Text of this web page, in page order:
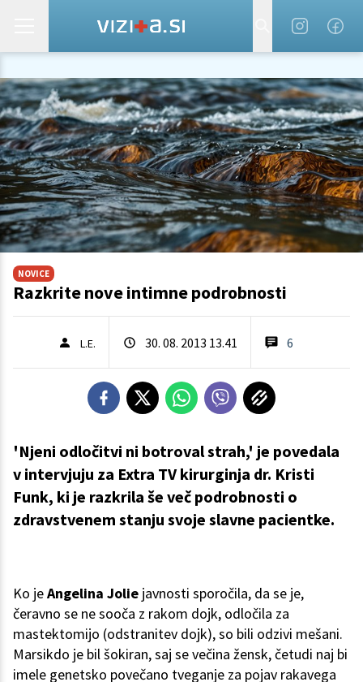
NOVICE
Razkrite nove intimne podrobnosti
L.E. 30. 08. 2013 13.41 6
'Njeni odločitvi ni botroval strah,' je povedala
v intervjuju za Extra TV kirurginja dr. Kristi
Funk, ki je razkrila še več podrobnosti o
zdravstvenem stanju svoje slavne pacientke.
Ko jeAngelina Jolie javnosti sporočila, da se je,
čeravno se ne sooča z rakom dojk, odločila za
mastektomijo (odstranitev dojk), so bili odzivi mešani.
Marsikdo je bil šokiran, saj se večina žensk, četudi naj bi
imele genetsko povečano tveganje za pojav rakavega